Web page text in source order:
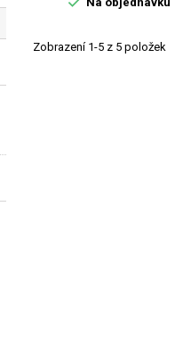
Zobrazení 1-5 z 5 položek